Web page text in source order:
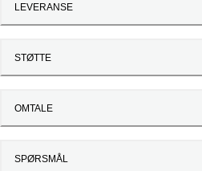
LEVERANSE
STØTTE
OMTALE
SPØRSMÅL